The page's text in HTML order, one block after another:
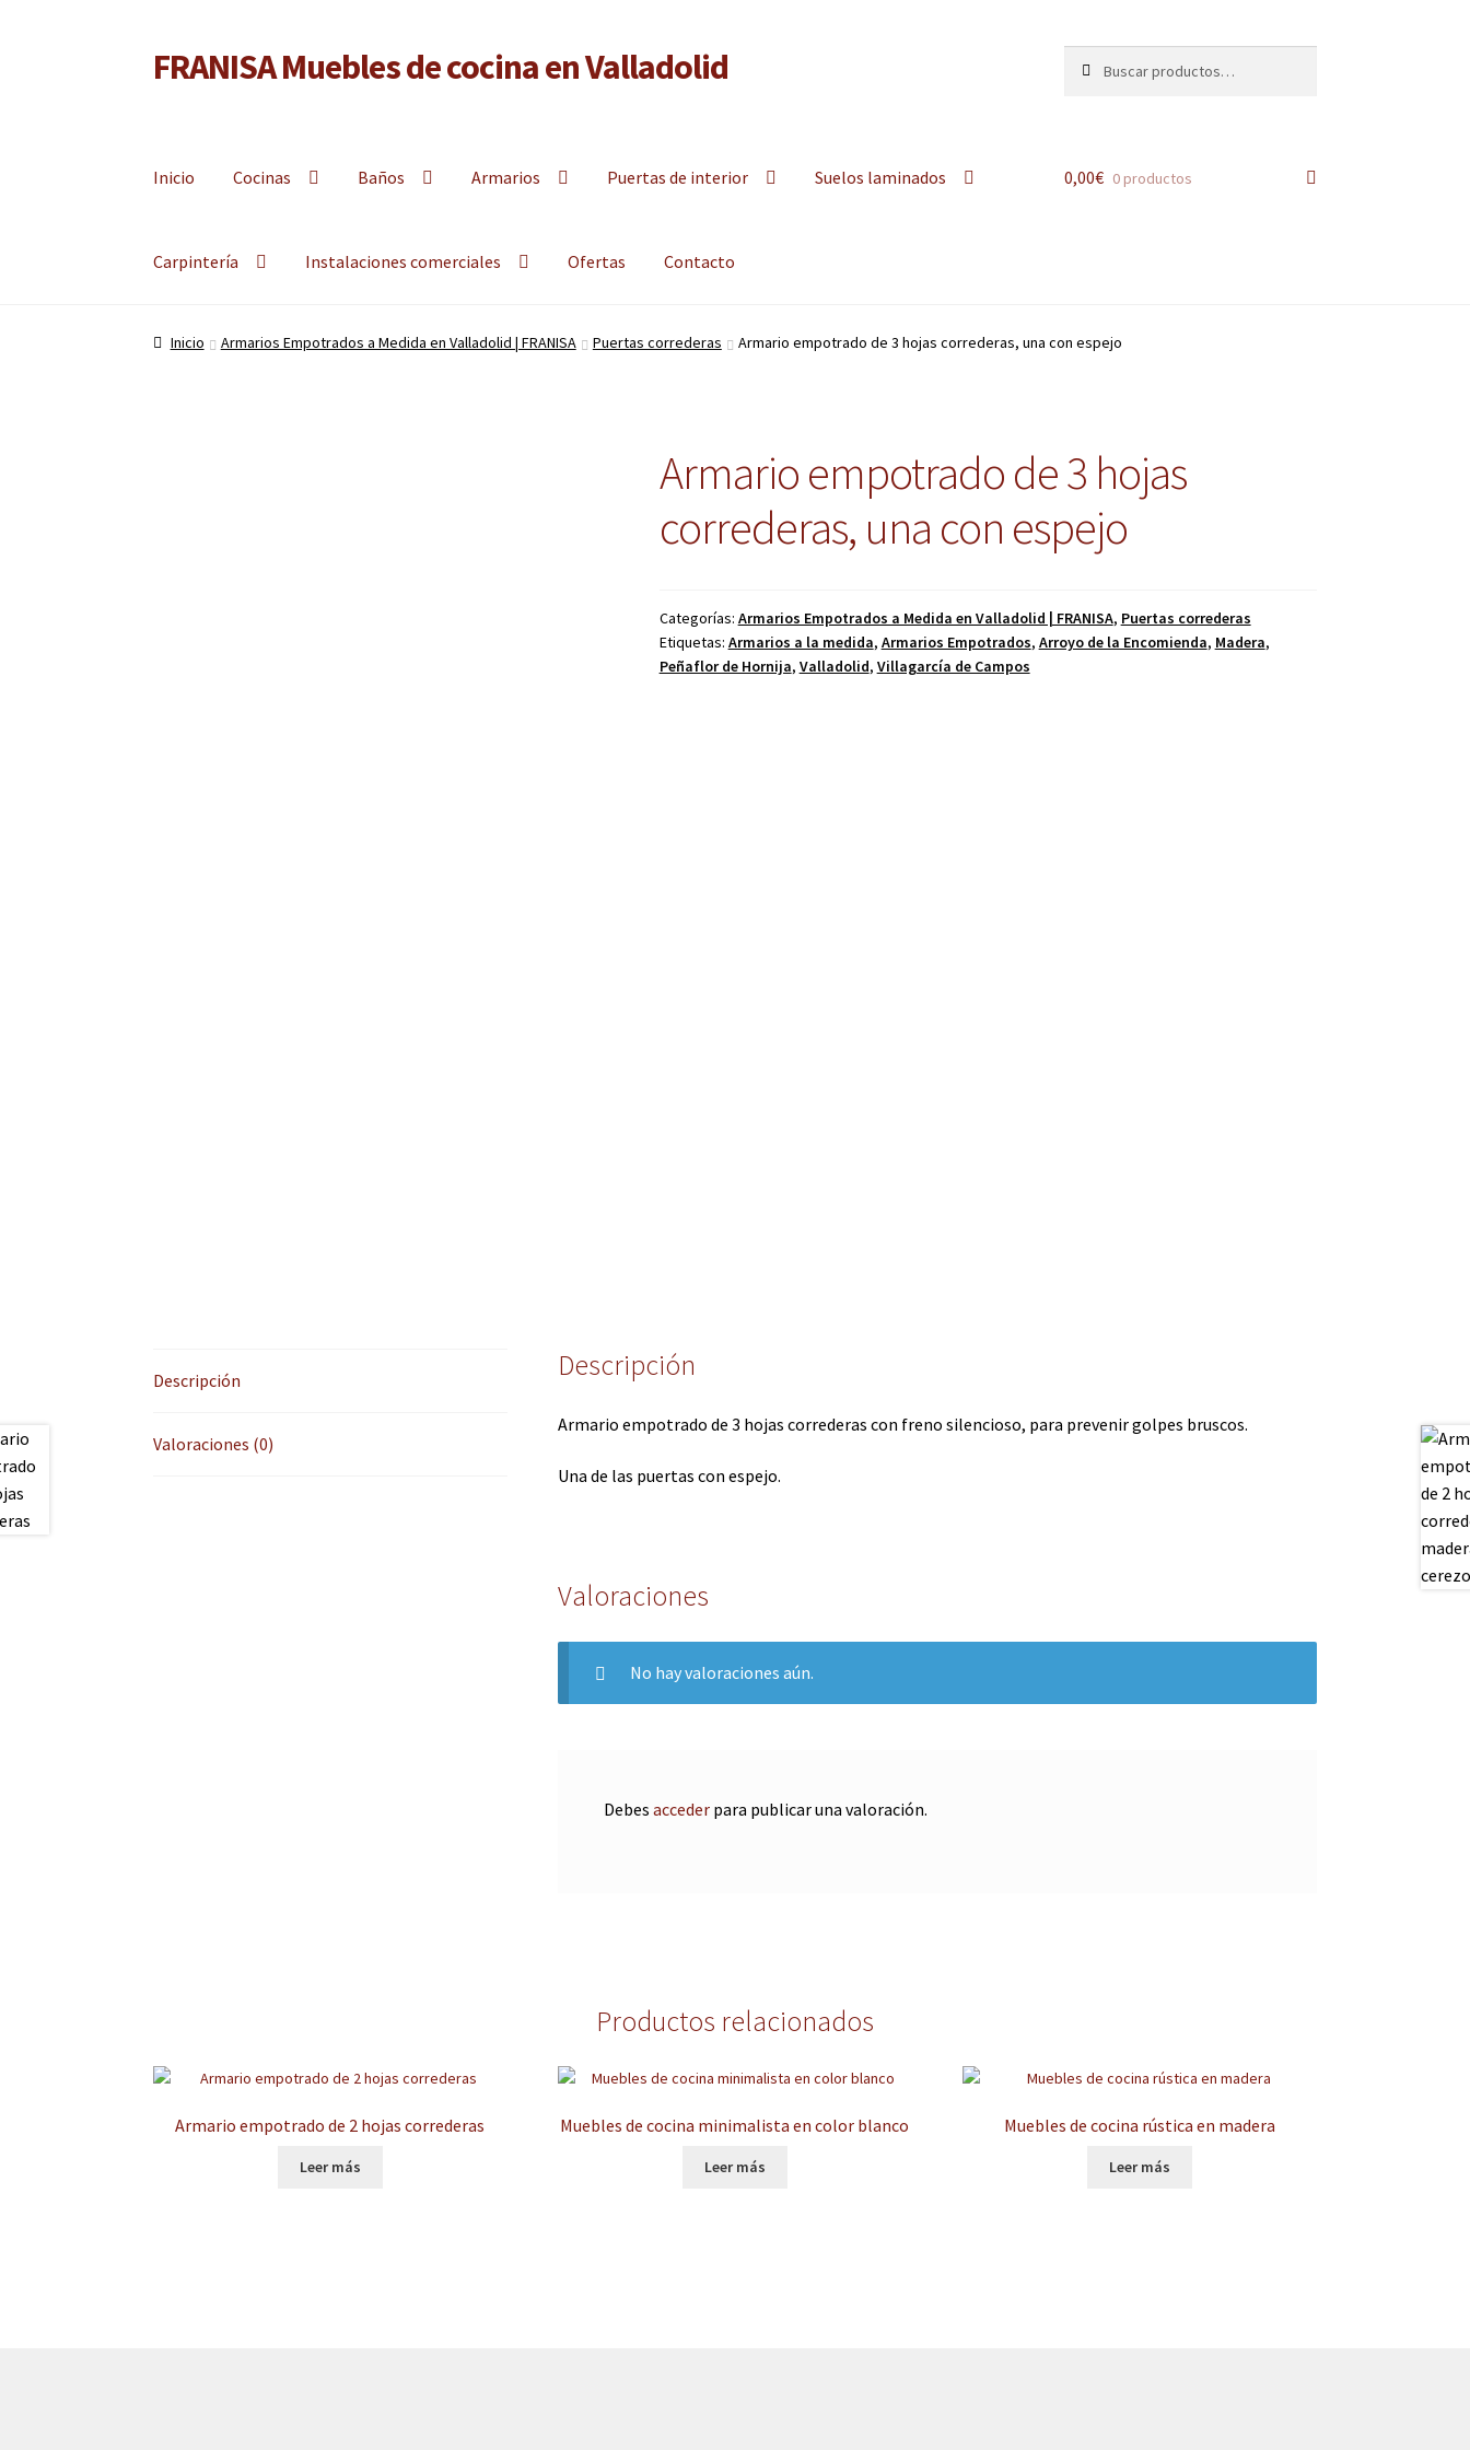
Ir
a
Ir
al
FRANISA Muebles de cocina en Valladolid
por:
Inicio Cocinas Baños Armarios Puertas de interior Suelos laminados
Carpintería Instalaciones comerciales Ofertas Contacto
0,00€ 0 productos
Inicio Armarios Empotrados a Medida en Valladolid | FRANISA Puertas correderas Armario empotrado de 3 hojas correderas, una con espejo
Armario empotrado de 3 hojas
correderas, una con espejo
Categorías: Armarios Empotrados a Medida en Valladolid | FRANISA, Puertas correderas
Etiquetas: Armarios a la medida, Armarios Empotrados, Arroyo de la Encomienda, Madera,
Peñaflor de Hornija, Valladolid, Villagarcía de Campos
Descripción
Valoraciones (0)
Descripción
Armario empotrado de 3 hojas correderas con freno silencioso, para prevenir golpes bruscos.
Una de las puertas con espejo.
Valoraciones
No hay valoraciones aún.
Debes accederpara publicar una valoración.
Productos relacionados
Armario empotrado de 2 hojas correderas
Leer más
Muebles de cocina minimalista en color blanco
Leer más
Muebles de cocina rústica en madera
Leer más